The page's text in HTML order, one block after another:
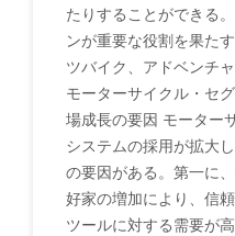
たりすることができる
ンが重要な役割を果た
ツバイク、アドベンチ
モーターサイクル・セ
場成長の要因 モーター
システムの採用が拡大
の要因がある。第一に
好家の増加により、信
ツールに対する需要が